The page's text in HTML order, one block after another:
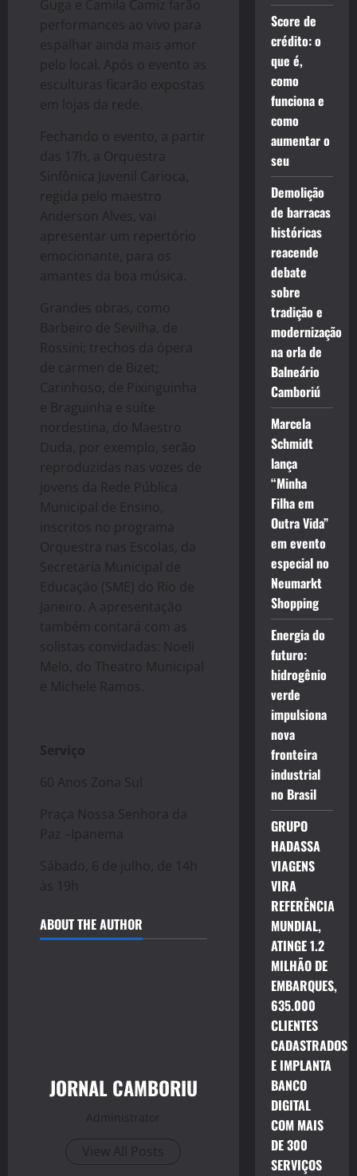
Guga e Camila Camiz farão
performances ao vivo para
espalhar ainda mais amor
pelo local. Após o evento as
esculturas ficarão expostas
em lojas da rede.
Fechando o evento, a partir
das 17h, a Orquestra
Sinfônica Juvenil Carioca,
regida pelo maestro
Anderson Alves, vai
apresentar um repertório
emocionante, para os
amantes da boa música.
Grandes obras, como
Barbeiro de Sevilha, de
Rossini; trechos da ópera
de carmen de Bizet;
Carinhoso, de Pixinguinha
e Braguinha e suíte
nordestina, do Maestro
Duda, por exemplo, serão
reproduzidas nas vozes de
jovens da Rede Pública
Municipal de Ensino,
inscritos no programa
Orquestra nas Escolas, da
Secretaria Municipal de
Educação (SME) do Rio de
Janeiro. A apresentação
também contará com as
solistas convidadas: Noeli
Melo, do Theatro Municipal
e Michele Ramos.
Serviço
60 Anos Zona Sul
Praça Nossa Senhora da
Paz –Ipanema
Sábado, 6 de julho, de 14h
às 19h
ABOUT THE AUTHOR
JORNAL CAMBORIU
Administrator
View All Posts
Score de
crédito: o
que é,
como
funciona e
como
aumentar o
seu
Demolição
de barracas
históricas
reacende
debate
sobre
tradição e
modernização
na orla de
Balneário
Camboriú
Marcela
Schmidt
lança
“Minha
Filha em
Outra Vida”
em evento
especial no
Neumarkt
Shopping
Energia do
futuro:
hidrogênio
verde
impulsiona
nova
fronteira
industrial
no Brasil
GRUPO
HADASSA
VIAGENS
VIRA
REFERÊNCIA
MUNDIAL,
ATINGE 1.2
MILHÃO DE
EMBARQUES,
635.000
CLIENTES
CADASTRADOS
E IMPLANTA
BANCO
DIGITAL
COM MAIS
DE 300
SERVIÇOS